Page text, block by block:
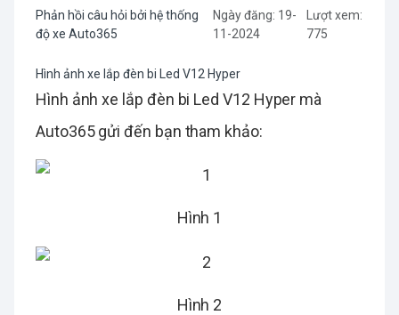
Phản hồi câu hỏi bởi hệ thống
độ xe Auto365
Ngày đăng: 19-
11-2024
Lượt xem:
775
Hình ảnh xe lắp đèn bi Led V12 Hyper
Hình ảnh xe lắp đèn bi Led V12 Hyper mà
Auto365 gửi đến bạn tham khảo:
Hình 1
Hình 2